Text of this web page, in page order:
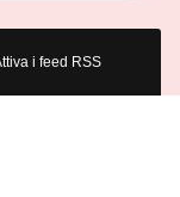
i feed RSS